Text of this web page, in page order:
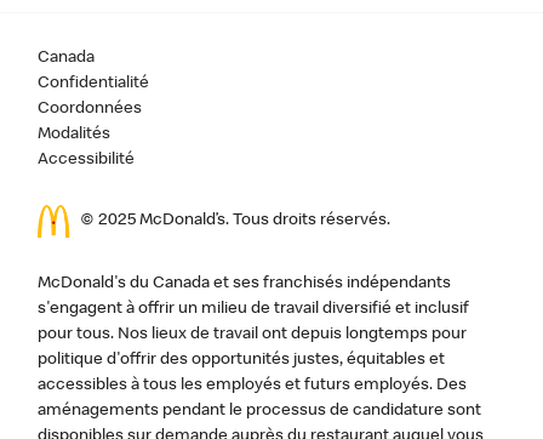
Canada
Confidentialité
Coordonnées
Modalités
Accessibilité
© 2025 McDonald’s. Tous droits réservés.
McDonald's du Canada et ses franchisés indépendants
s'engagent à offrir un milieu de travail diversifié et inclusif
pour tous. Nos lieux de travail ont depuis longtemps pour
politique d'offrir des opportunités justes, équitables et
accessibles à tous les employés et futurs employés. Des
aménagements pendant le processus de candidature sont